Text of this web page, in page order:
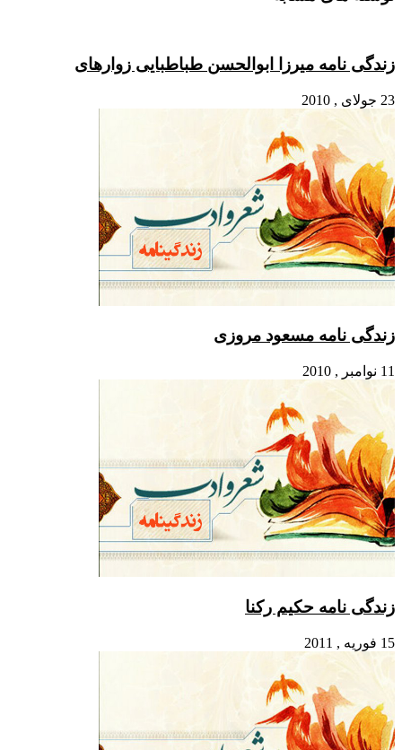
نامه میرزا ابوالحسن طباطبایى زواره‏اى
نامه مسعود مروزی
نامه حکیم رکنا